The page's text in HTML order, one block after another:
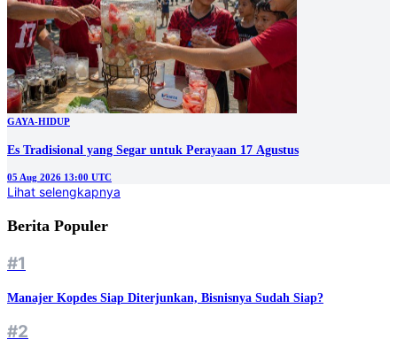
GAYA-HIDUP
Es Tradisional yang Segar untuk Perayaan 17 Agustus
05 Aug 2026 13:00 UTC
Lihat selengkapnya
Berita Populer
#1
Manajer Kopdes Siap Diterjunkan, Bisnisnya Sudah Siap?
#2